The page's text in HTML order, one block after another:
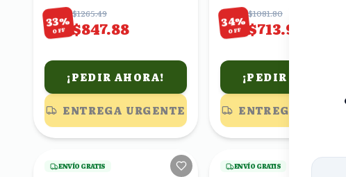
33%
OFF
$1265.49
$847.88
¡PEDIR AHORA!
ENTREGA URGENTE
34%
OFF
$1081.80
$713.99
¡PEDIR AHORA!
ENTREGA
3viendo
ENVÍO GRATIS ENVÍO GRATIS